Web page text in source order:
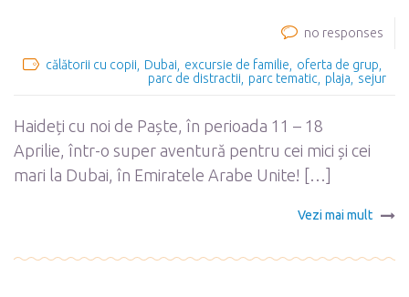
no responses
călătorii cu copii Dubai excursie de familie
oferta de grup
parc de distractii
parc tematic plaja sejur
Haideți cu noi de Paște, în perioada 11 – 18
Aprilie, într-o super aventură pentru cei mici și cei
mari la Dubai, în Emiratele Arabe Unite! […]
Vezi mai mult